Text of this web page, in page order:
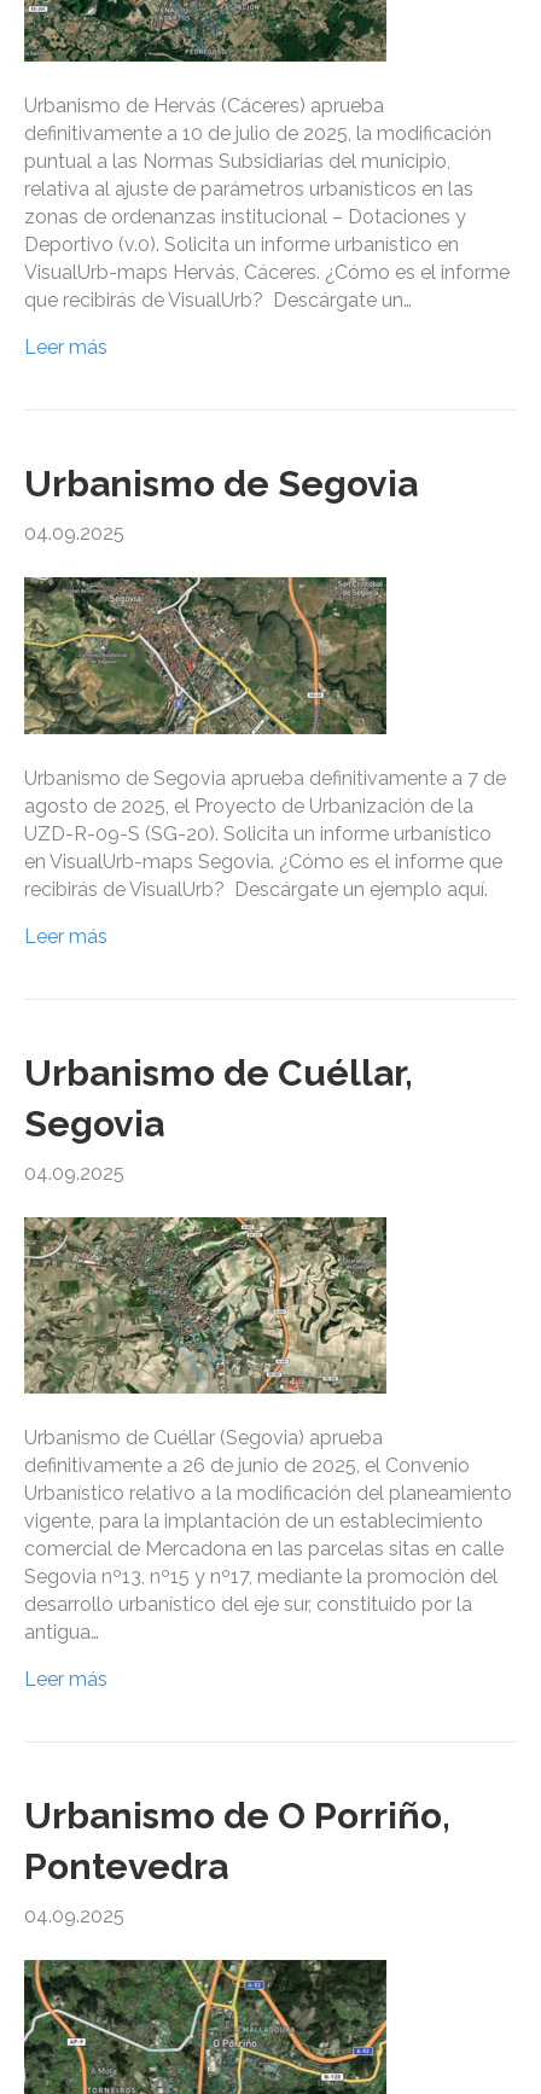
Urbanismo de Hervás (Cáceres) aprueba
definitivamente a 10 de julio de 2025, la modificación
puntual a las Normas Subsidiarias del municipio,
relativa al ajuste de parámetros urbanísticos en las
zonas de ordenanzas institucional – Dotaciones y
Deportivo (v.0). Solicita un informe urbanístico en
VisualUrb-maps Hervás, Cáceres. ¿Cómo es el informe
que recibirás de VisualUrb? Descárgate un…
Leer más
Urbanismo de Segovia
04.09.2025
Urbanismo de Segovia aprueba definitivamente a 7 de
agosto de 2025, el Proyecto de Urbanización de la
UZD-R-09-S (SG-20). Solicita un informe urbanístico
en VisualUrb-maps Segovia. ¿Cómo es el informe que
recibirás de VisualUrb? Descárgate un ejemplo aquí.
Leer más
Urbanismo de Cuéllar,
Segovia
04.09.2025
Urbanismo de Cuéllar (Segovia) aprueba
definitivamente a 26 de junio de 2025, el Convenio
Urbanístico relativo a la modificación del planeamiento
vigente, para la implantación de un establecimiento
comercial de Mercadona en las parcelas sitas en calle
Segovia nº13, nº15 y nº17, mediante la promoción del
desarrollo urbanístico del eje sur, constituido por la
antigua…
Leer más
Urbanismo de O Porriño,
Pontevedra
04.09.2025